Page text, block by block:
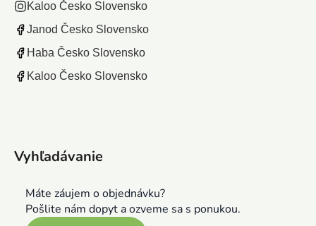
Kaloo Česko Slovensko
Janod Česko Slovensko
Haba Česko Slovensko
Kaloo Česko Slovensko
Vyhľadávanie
Máte záujem o objednávku?
Pošlite nám dopyt a ozveme sa s ponukou.